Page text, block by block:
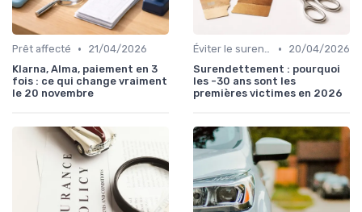
Prêt affecté •
21/04/2026
Klarna, Alma, paiement en 3
fois : ce qui change vraiment
le 20 novembre
Éviter le surendettement •
20/04/2026
Surendettement : pourquoi
les -30 ans sont les
premières victimes en 2026